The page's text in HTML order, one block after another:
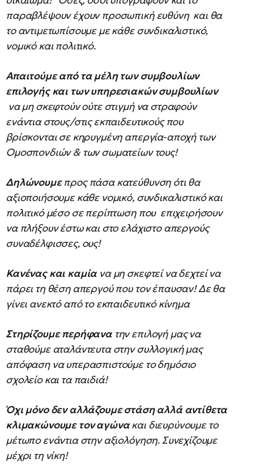
παραβλέψουν έχουν προσωπική ευθύνη και θα
το αντιμετωπίσουμε με κάθε συνδικαλιστικό,
νομικό και πολιτικό.
Απαιτούμε από τα μέλη των συμβουλίων
επιλογής και των υπηρεσιακών συμβουλίων
να μη σκεφτούν ούτε στιγμή να στραφούν
ενάντια στους/στις εκπαιδευτικούς που
βρίσκονται σε κηρυγμένη απεργία-αποχή των
Ομοσπονδιών & των σωματείων τους!
Δηλώνουμεπρος πάσα κατεύθυνση ότι θα
αξιοποιήσουμε κάθε νομικό, συνδικαλιστικό και
πολιτικό μέσο σε περίπτωση που επιχειρήσουν
να πλήξουν έστω και στο ελάχιστο απεργούς
συναδέλφισσες, ους!
Κανένας και καμίανα μη σκεφτεί να δεχτεί να
πάρει τη θέση απεργού που τον έπαυσαν! Δε θα
γίνει ανεκτό από το εκπαιδευτικό κίνημα
Στηρίζουμε περήφανατην επιλογή μας να
σταθούμε αταλάντευτα στην συλλογική μας
απόφαση να υπερασπιστούμε το δημόσιο
σχολείο και τα παιδιά!
Όχι μόνο δεν αλλάζουμε στάση αλλά αντίθετα
κλιμακώνουμε τον αγώνακαι διευρύνουμε το
μέτωπο ενάντια στην αξιολόγηση. Συνεχίζουμε
μέχρι τη νίκη!